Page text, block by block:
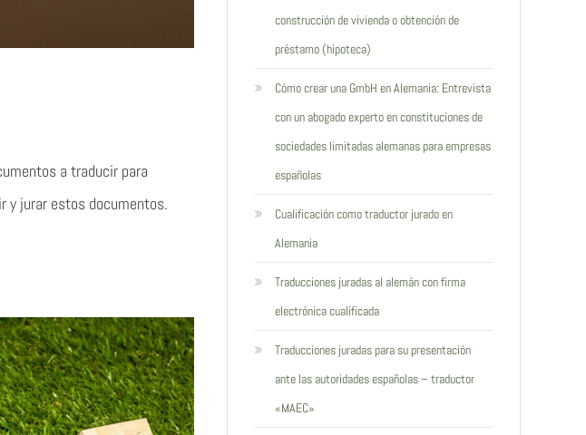
a traducir para
y jurar estos documentos.
construcción de vivienda o obtención de
préstamo (hipoteca)
Cómo crear una GmbH en Alemania: Entrevista
con un abogado experto en constituciones de
sociedades limitadas alemanas para empresas
españolas
Cualificación como traductor jurado en
Alemania
Traducciones juradas al alemán con firma
electrónica cualificada
Traducciones juradas para su presentación
ante las autoridades españolas – traductor
«MAEC»